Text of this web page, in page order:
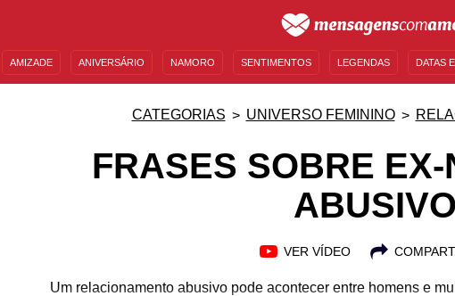
AMIZADE ANIVERSÁRIO NAMORO SENTIMENTOS LEGENDAS DATAS
CATEGORIAS UNIVERSO FEMININO
FRASES SOBRE
ABUSIVO
VER VÍDEO
Um relacionamento abusivo pode acontecer entre homens e